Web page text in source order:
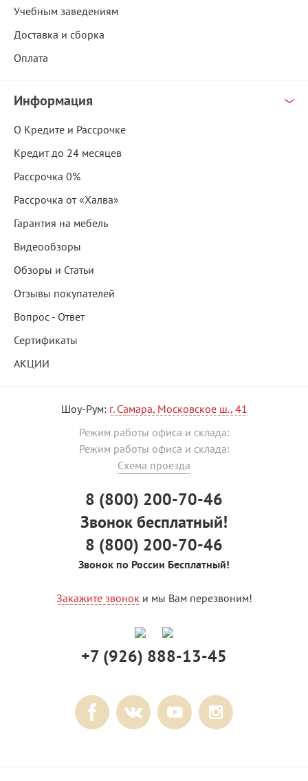
Учебным заведениям
Доставка и сборка
Оплата
Информация
О Кредите и Рассрочке
Кредит до 24 месяцев
Рассрочка 0%
Рассрочка от «Халва»
Гарантия на мебель
Видеообзоры
Обзоры и Статьи
Отзывы покупателей
Вопрос - Ответ
Сертификаты
АКЦИИ
Шоу-Рум: г. Самара, Московское ш., 41
Режим работы офиса и склада:
Режим работы офиса и склада:
Схема проезда
8 (800) 200-70-46
Звонок бесплатный!
8 (800) 200-70-46
Звонок по России Бесплатный!
Закажите звоноки мы Вам перезвоним!
+7 (926) 888-13-45